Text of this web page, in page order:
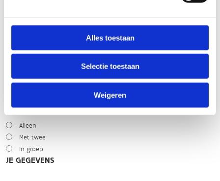
Alles toestaan
Selectie toestaan
Weigeren
Regen
NIVEAU
Gemiddeld
Alleen
Met twee
In groep
JE GEGEVENS